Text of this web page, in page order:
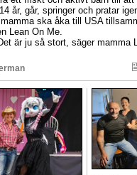
år, går, springer och pratar
ska åka till USA
Lean On Me.
är ju så stort, säger mamma